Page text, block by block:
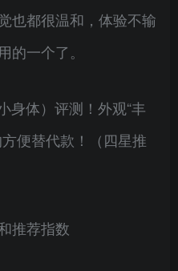
也都很温和，体验不输
的一个了。
推荐指数